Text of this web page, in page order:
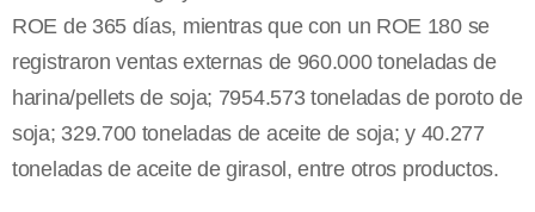
ROE de 365 días, mientras que con un ROE 180 se
registraron ventas externas de 960.000 toneladas de
harina/pellets de soja; 7954.573 toneladas de poroto de
soja; 329.700 toneladas de aceite de soja; y 40.277
toneladas de aceite de girasol, entre otros productos.